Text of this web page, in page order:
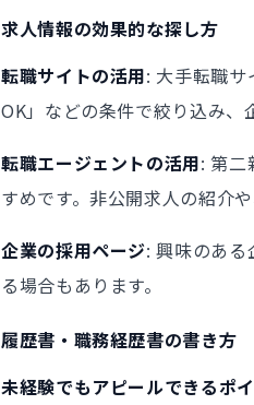
求人情報の効果的な探し方
転職サイトの活用: 大手転職
OK」などの条件で絞り込み、
転職エージェントの活用: 第二
すめです。非公開求人の紹介
企業の採用ページ: 興味のあ
る場合もあります。
履歴書・職務経歴書の書き方
未経験でもアピールできるポ